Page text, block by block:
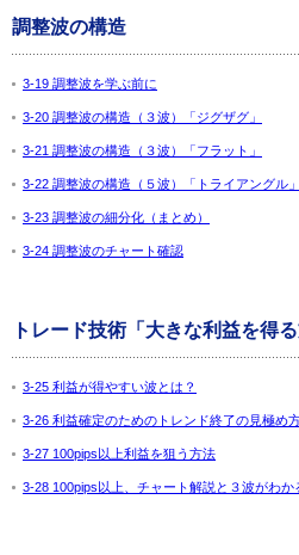
調整波の構造
3-19 調整波を学ぶ前に
3-20 調整波の構造（３波）「ジグザグ」
3-21 調整波の構造（３波）「フラット」
3-22 調整波の構造（５波）「トライアングル」
3-23 調整波の細分化（まとめ）
3-24 調整波のチャート確認
トレード技術「大きな利益を得る
3-25 利益が得やすい波とは？
3-26 利益確定のためのトレンド終了の見極め
3-27 100pips以上利益を狙う方法
3-28 100pips以上、チャート解説と３波がわか